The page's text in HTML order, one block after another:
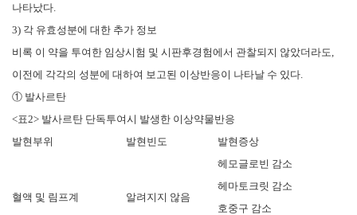
나타났다.
3) 각 유효성분에 대한 추가 정보
비록 이 약을 투여한 임상시험 및 시판후경험에서 관찰되지 않았더라도,
이전에 각각의 성분에 대하여 보고된 이상반응이 나타날 수 있다.
① 발사르탄
<표2> 발사르탄 단독투여시 발생한 이상약물반응
발현부위
발현빈도 발현증상
혈액 및 림프계 알려지지 않음
헤모글로빈 감소
헤마토크릿 감소
호중구 감소